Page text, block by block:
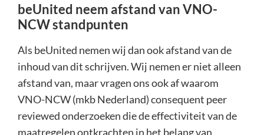
beUnited neem afstand van VNO-
NCW standpunten
Als beUnited nemen wij dan ook afstand van de
inhoud van dit schrijven. Wij nemen er niet alleen
afstand van, maar vragen ons ook af waarom
VNO-NCW (mkb Nederland) consequent peer
reviewed onderzoeken die de effectiviteit van de
maatregelen ontkrachten in het belang van